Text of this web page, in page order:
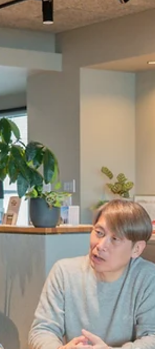
と。 「今この瞬間」に気づくマインドフルネスの実践と
て、瞑想やヨガやウォーキングなど行うことで、ストレ
の軽減、集中力や生産性の向上な